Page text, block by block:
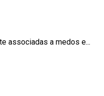
associadas a medos e...